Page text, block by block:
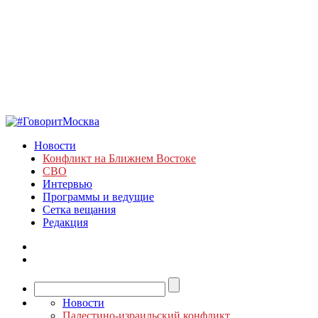
Новости
Конфликт на Ближнем Востоке
СВО
Интервью
Программы и ведущие
Сетка вещания
Редакция
Новости
Палестино-израильский конфликт